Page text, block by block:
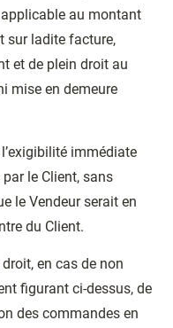
au montant
sur ladite facture,
et de plein droit au
mise en demeure
immédiate
le Client, sans
le Vendeur serait en
du Client.
en cas de non
figurant ci-dessus, de
des commandes en